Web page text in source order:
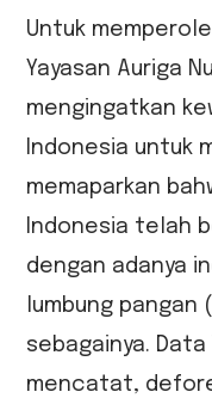
Untuk
Yayasan Auriga
mengingatkan
Indonesia untuk
memaparkan
Indonesia telah
dengan adanya
lumbung pangan (
sebagainya. Data
mencatat,